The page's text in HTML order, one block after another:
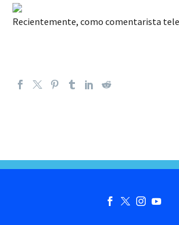
Recientemente, como comentarista